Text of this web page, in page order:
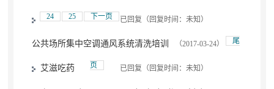
已回复（回复时间：未知）
公共场所集中空调通风系统清洗培训 （2017-03-24）
已回复（回复时间：未知）
艾滋吃药
24 25 下一页
尾
页